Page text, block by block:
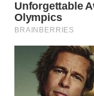
WN
BEKASI
WN
BOGOR